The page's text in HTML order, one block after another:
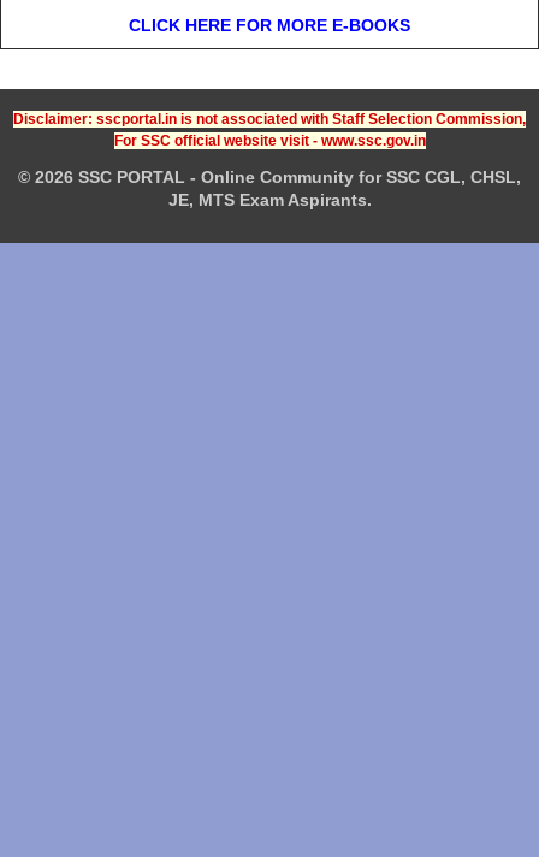
CLICK HERE FOR MORE E-BOOKS
Disclaimer: sscportal.in is not associated with Staff Selection Commission,
For SSC official website visit - www.ssc.gov.in
© 2026 SSC PORTAL - Online Community for SSC CGL, CHSL,
JE, MTS Exam Aspirants.